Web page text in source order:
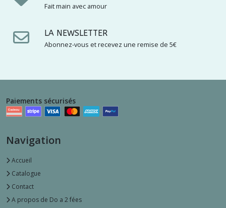
Fait main avec amour
LA NEWSLETTER
Abonnez-vous et recevez une remise de 5€
Paiements sécurisés
Navigation
Accueil
Catalogue
Contact
A propos de Do a 2 fées